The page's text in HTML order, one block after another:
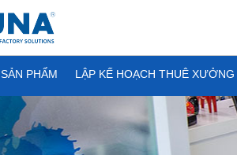
SẢN PHẨM LẬP KẾ HOẠCH THUÊ XƯỞNG